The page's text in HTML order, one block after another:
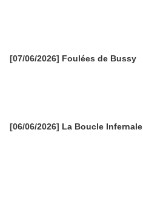
[07/06/2026] Foulées de Bussy
[06/06/2026] La Boucle Infernale